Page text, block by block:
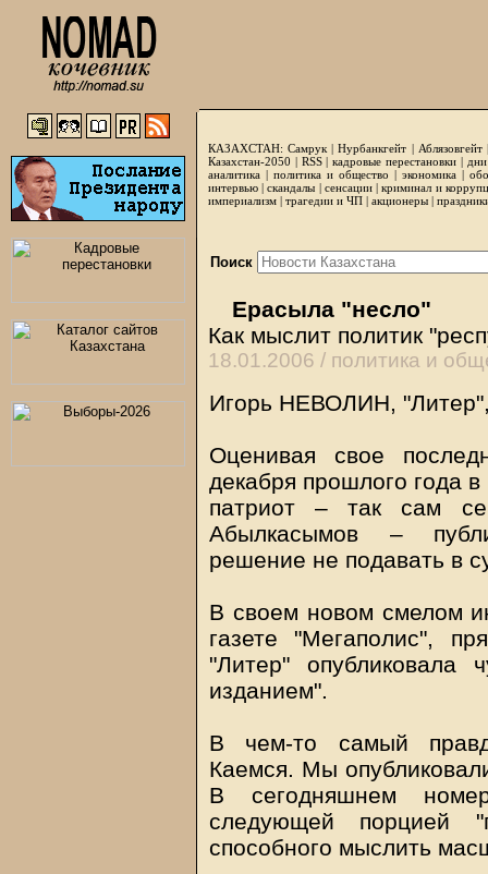
КАЗАХСТАН: Самрук |Нурбанкгейт | Аблязовгейт
Казахстан-2050 | RSS|кадровые перестановки|
аналитика | политика и общество | экономика |
интервью |скандалы | сенсации|криминал и
империализм | трагедии и ЧП | акционеры |
Поиск
Ерасыла "несло"
Как мыслит политик
18.01.2006 / политика и
Игорь НЕВОЛИН,
Оценивая свое
декабря прошлого года
патриот – так сам
Абылкасымов –
решение не подавать в
В своем новом смелом
газете "Мегаполис",
"Литер"
изданием".
В чем-то самый
Каемся. Мы
В сегодняшнем
следующей порцией
способного мыслить